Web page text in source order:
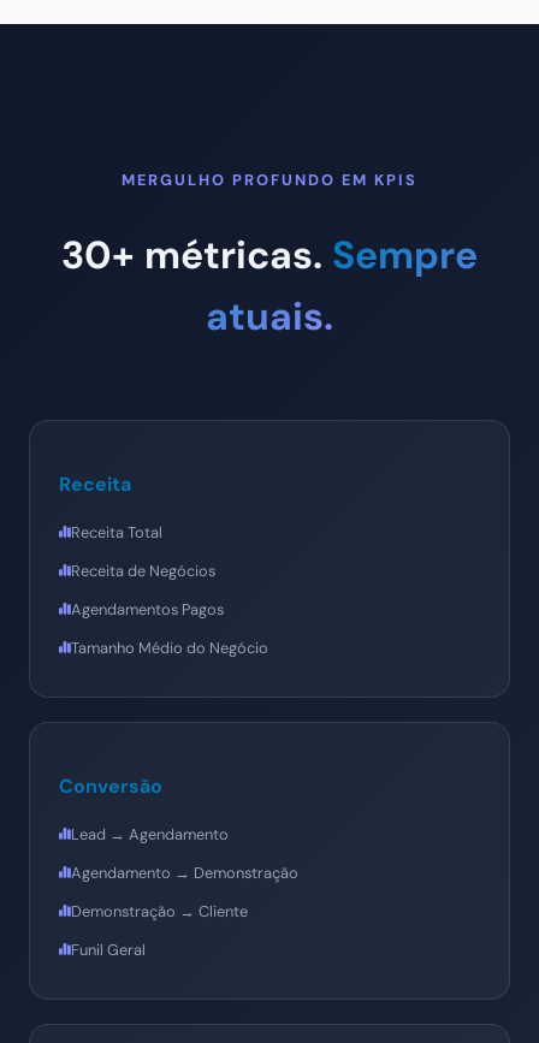
MERGULHO PROFUNDO EM KPIS
30+ métricas. Sempre
atuais.
Receita
Receita Total
Receita de Negócios
Agendamentos Pagos
Tamanho Médio do Negócio
Conversão
Lead → Agendamento
Agendamento → Demonstração
Demonstração → Cliente
Funil Geral